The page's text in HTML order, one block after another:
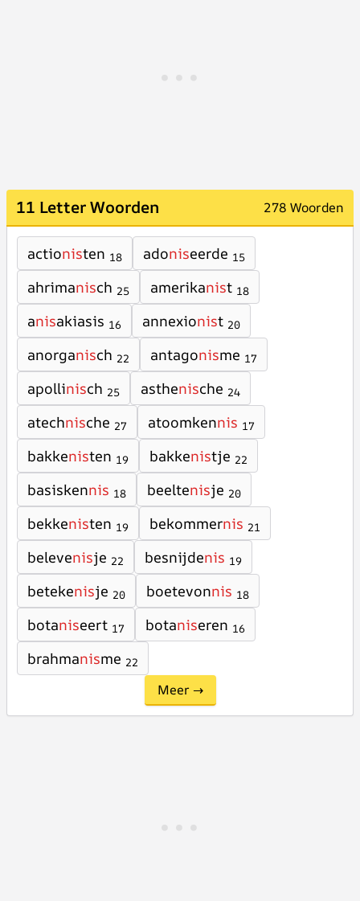
11 Letter Woorden 278 Woorden
actionisten 18 adoniseerde 15
ahrimanisch 25 amerikanist 18
anisakiasis 16 annexionist 20
anorganisch 22 antagonisme 17
apollinisch 25 asthenische 24
atechnische 27 atoomkennis 17
bakkenisten 19 bakkenistje 22
basiskennis 18 beeltenisje 20
bekkenisten 19 bekommernis 21
belevenisje 22 besnijdenis 19
betekenisje 20 boetevonnis 18
botaniseert 17 botaniseren 16
brahmanisme 22
Meer →